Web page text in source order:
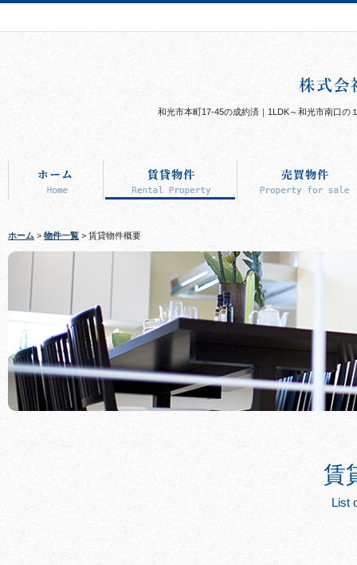
和光市本町17-45の成約済｜1LDK～和光市南口
ホーム > 物件一覧 > 賃貸物件概要
賃
List